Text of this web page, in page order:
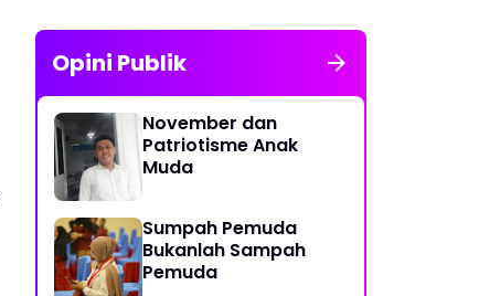
Opini Publik
November dan
Patriotisme Anak
Muda
Sumpah Pemuda
Bukanlah Sampah
Pemuda